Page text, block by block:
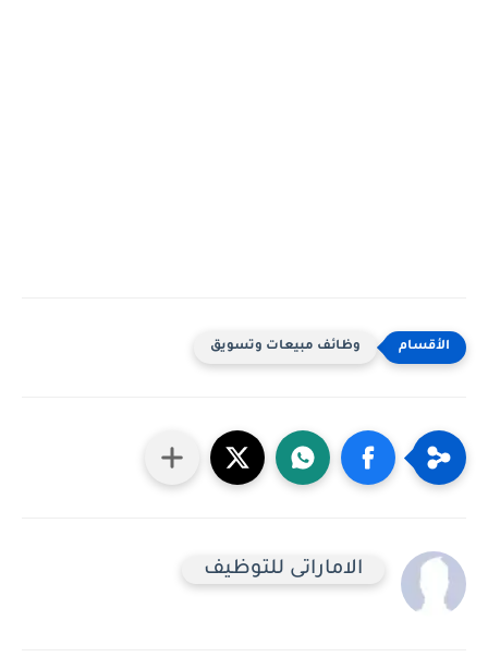
وظائف مبيعات وتسويق
الاماراتى للتوظيف